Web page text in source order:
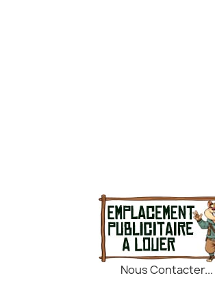
Nous Contacter...